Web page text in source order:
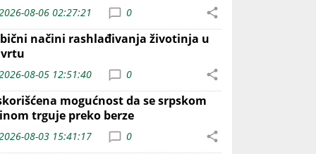
08-06 02:27:21 0
načini rashlađivanja životinja u
vrtu
08-05 12:51:40 0
mogućnost da se srpskom
trguje preko berze
08-03 15:41:17 0